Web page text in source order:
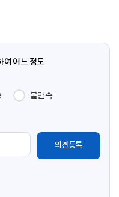
여 어느 정도
불만족